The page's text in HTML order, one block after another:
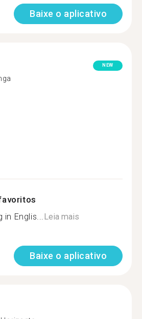
Baixe o aplicativo
NEW
in Englis...Leia mais
Baixe o aplicativo